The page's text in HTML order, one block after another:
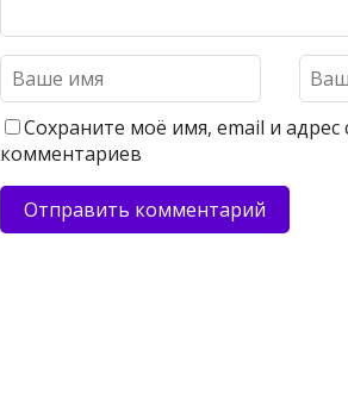
Сохраните моё имя, email и
комментариев